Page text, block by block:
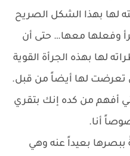
لها بهذا الشكل الصريح
وفعلها معها… حتى أن
لها بهذه الجرأة القوية
تعرضت لها أيضاً من قبل.
أفهم من كده إنك بتقري
أنا.
بعيداً عنه وهي